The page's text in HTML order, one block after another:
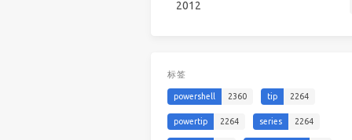
2012
标签
powershell 2360 tip 2264
powertip 2264 series 2264